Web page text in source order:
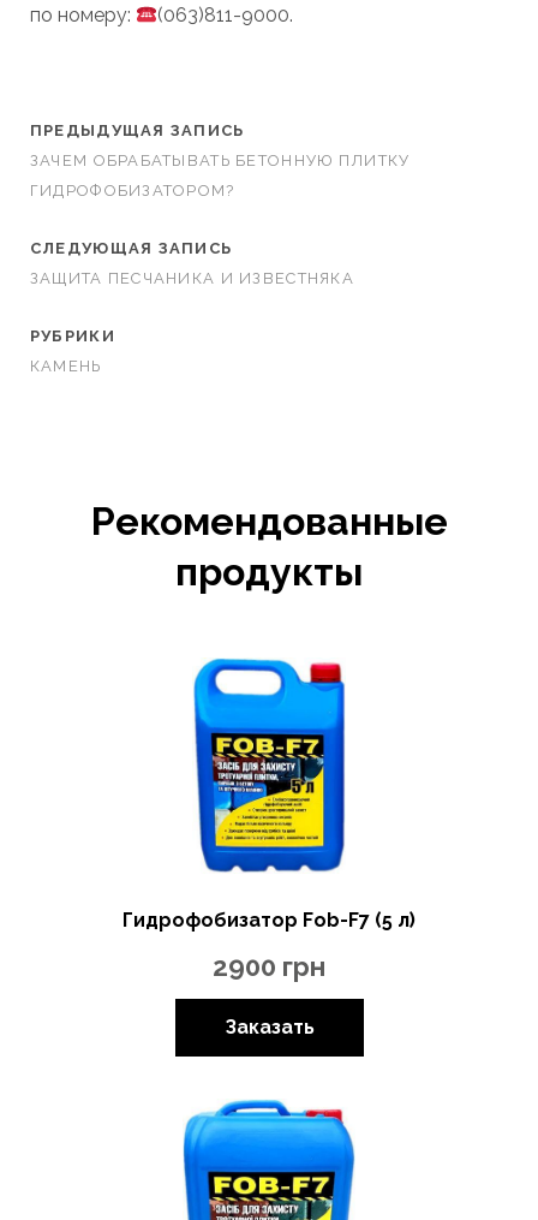
по номеру:
(063)811-9000.
ПРЕДЫДУЩАЯ ЗАПИСЬ
ЗАЧЕМ ОБРАБАТЫВАТЬ БЕТОННУЮ ПЛИТКУ
ГИДРОФОБИЗАТОРОМ?
СЛЕДУЮЩАЯ ЗАПИСЬ
ЗАЩИТА ПЕСЧАНИКА И ИЗВЕСТНЯКА
РУБРИКИ
КАМЕНЬ
Рекомендованные
продукты
Гидрофобизатор Fob-F7 (5 л)
2900 грн
Заказать